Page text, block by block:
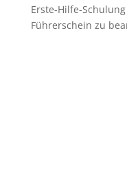
Erste-Hilfe-
Führerschein zu